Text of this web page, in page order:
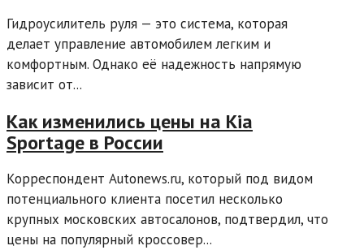
Гидроусилитель руля — это система, которая
делает управление автомобилем легким и
комфортным. Однако её надежность напрямую
зависит от...
Как изменились цены на Kia
Sportage в России
Корреспондент Autonews.ru, который под видом
потенциального клиента посетил несколько
крупных московских автосалонов, подтвердил, что
цены на популярный кроссовер...